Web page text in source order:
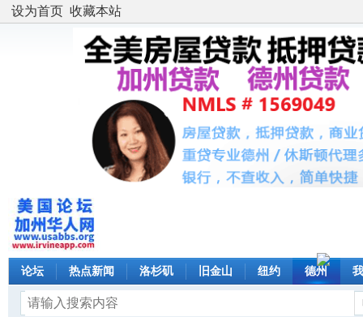
设为首页 收藏本站
论坛 热点新闻 洛杉矶 旧金山 纽约 德州